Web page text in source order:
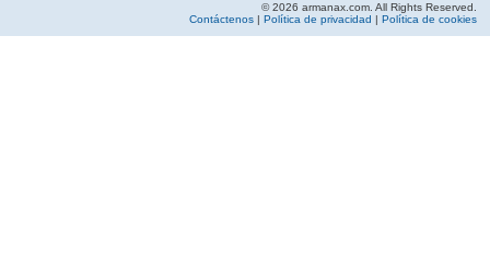
© 2026 armanax.com. All Rights Reserved.
Contáctenos
Política de privacidad Política de cookies